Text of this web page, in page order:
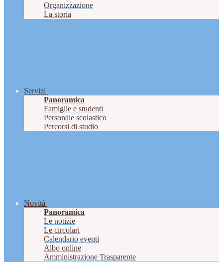
Organizzazione
La storia
Servizi
Panoramica
Famiglie e studenti
Personale scolastico
Percorsi di studio
Novità
Panoramica
Le notizie
Le circolari
Calendario eventi
Albo online
Amministrazione Trasparente